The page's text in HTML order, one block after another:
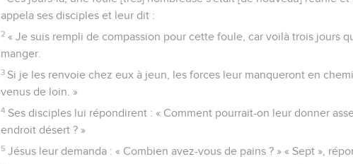
appela ses disciples et leur dit :
2 « Je suis rempli de compassion pour cette foule, car voilà trois jours
manger.
3 Si je les renvoie chez eux à jeun, les forces leur manqueront en
venus de loin. »
4 Ses disciples lui répondirent : « Comment pourrait-on leur donner
endroit désert ? »
5 Jésus leur demanda : « Combien avez-vous de pains ? » « Sept »,